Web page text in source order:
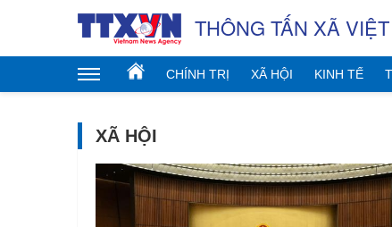
THÔNG TẤN XÃ
CHÍNH TRỊ XÃ HỘI KINH TẾ
XÃ HỘI